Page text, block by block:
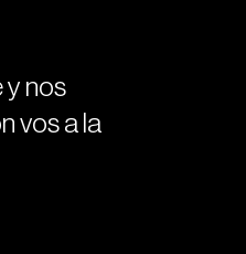
y nos
vos a la